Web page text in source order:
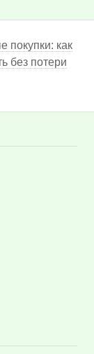
покупки: как
без потери